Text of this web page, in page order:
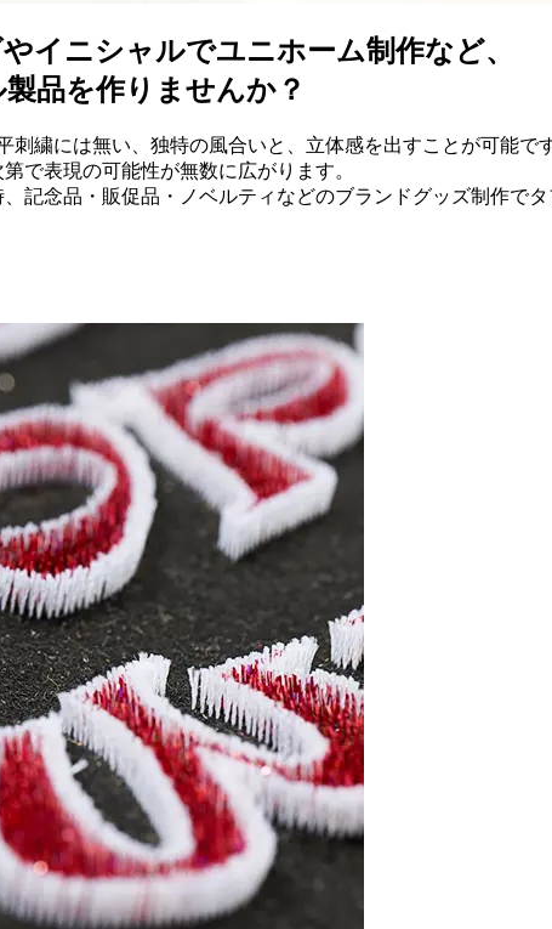
イニシャルでユニホーム制作など、
品を作りませんか？
繍には無い、独特の風合いと、立体感を出すことが可能で
で表現の可能性が無数に広がります。
記念品・販促品・ノベルティなどのブランドグッズ制作で